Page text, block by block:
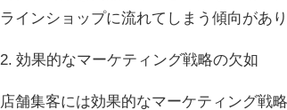
ラインショップに流れてしまう傾向があり
2. 効果的なマーケティング戦略の欠如
店舗集客には効果的なマーケティング戦